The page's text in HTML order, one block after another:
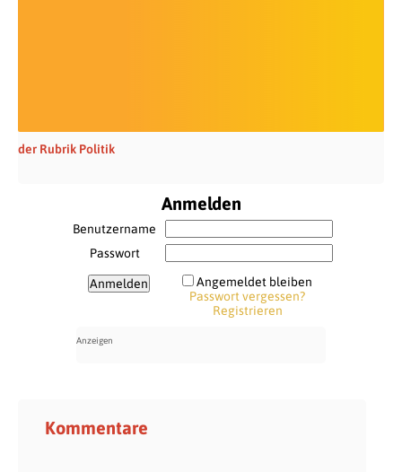
der Rubrik Politik
Anmelden
Benutzername
Passwort
Angemeldet bleiben
Passwort vergessen?
Registrieren
Kommentare